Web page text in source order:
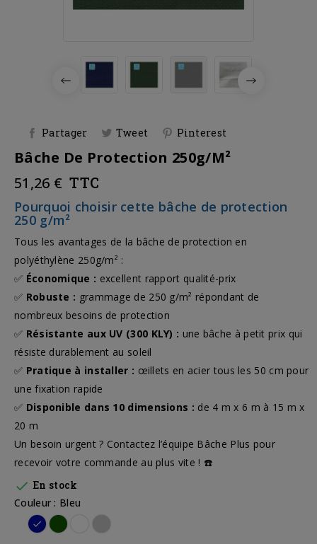
Partager Tweet Pinterest
Bâche De Protection 250g/m²
51,26 € TTC
Pourquoi choisir cette bâche de protection
250 g/m²
Tous les avantages de la bâche de protection en
polyéthylène 250g/m² :
✅ Économique : excellent rapport qualité-prix
✅ Robuste : grammage de 250 g/m² répondant de
nombreux besoins de protection
✅ Résistante aux UV (300 KLY) : une bâche à petit prix qui
résiste durablement au soleil
✅ Pratique à installer : œillets en acier tous les 50 cm pour
une fixation rapide
✅ Disponible dans 10 dimensions : de 4 m x 6 m à 15 m x
20 m
Un besoin urgent ? Contactez l’équipe Bâche Plus pour
recevoir votre commande au plus vite ! ☎️
 En stock
Couleur : Bleu
BleuVert BlancGris